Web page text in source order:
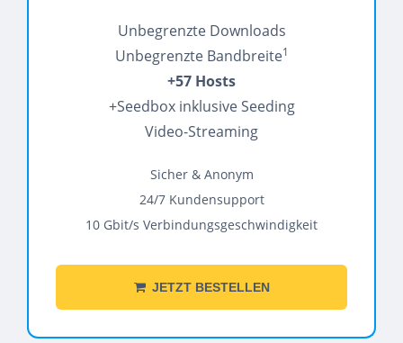
Unbegrenzte Downloads
Unbegrenzte Bandbreite1
+57 Hosts
+Seedbox inklusive Seeding
Video-Streaming
Sicher & Anonym
24/7 Kundensupport
10 Gbit/s Verbindungsgeschwindigkeit
JETZT BESTELLEN